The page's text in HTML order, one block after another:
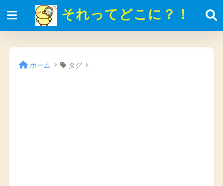
それってどこに？！
ホーム タグ